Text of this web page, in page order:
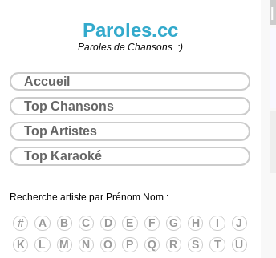
Paroles.cc
Paroles de Chansons :)
Accueil
Top Chansons
Top Artistes
Top Karaoké
Recherche artiste par Prénom Nom :
# A B C D E F G H I
J
K
L M N O P Q R S T
U